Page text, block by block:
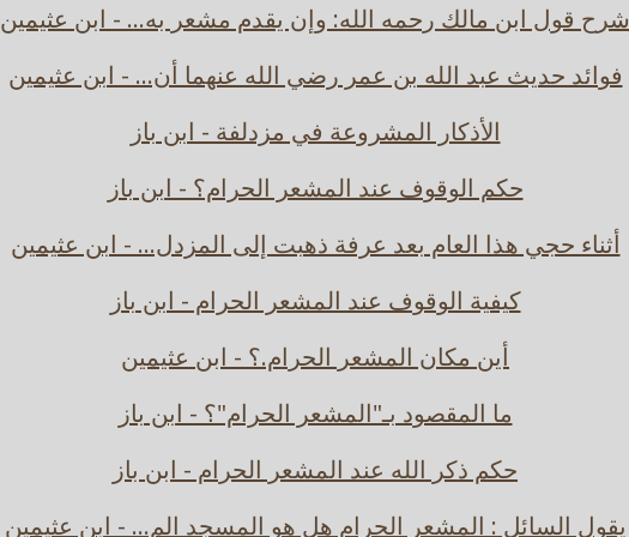
شرح قول ابن مالك رحمه الله: وإن يقدم مشعر به... - ابن عثيمين
فوائد حديث عبد الله بن عمر رضي الله عنهما أن... - ابن عثيمين
الأذكار المشروعة في مزدلفة - ابن باز
حكم الوقوف عند المشعر الحرام؟ - ابن باز
أثناء حجي هذا العام بعد عرفة ذهبت إلى المزدل... - ابن عثيمين
كيفية الوقوف عند المشعر الحرام - ابن باز
أين مكان المشعر الحرام.؟ - ابن عثيمين
ما المقصود بـ"المشعر الحرام"؟ - ابن باز
حكم ذكر الله عند المشعر الحرام - ابن باز
يقول السائل : المشعر الحرام هل هو المسجد الم... - ابن عثيمين